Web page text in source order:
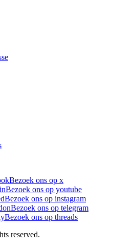
Bezoek ons op x
Bezoek ons op youtube
Bezoek ons op instagram
Bezoek ons op telegram
Bezoek ons op threads
reserved.